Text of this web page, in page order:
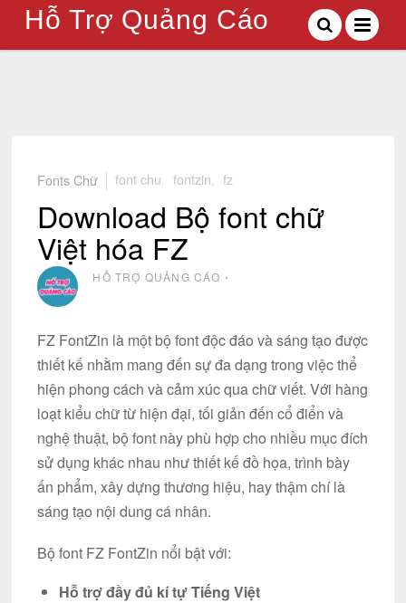
Hỗ Trợ Quảng Cáo
Fonts Chữ font chu fontzin fz
Download Bộ font chữ
Việt hóa FZ
HỖ TRỢ QUẢNG CÁO ⋅
FZ FontZin là một bộ font độc đáo và sáng tạo được
thiết kế nhằm mang đến sự đa dạng trong việc thể
hiện phong cách và cảm xúc qua chữ viết. Với hàng
loạt kiểu chữ từ hiện đại, tối giản đến cổ điển và
nghệ thuật, bộ font này phù hợp cho nhiều mục đích
sử dụng khác nhau như thiết kế đồ họa, trình bày
ấn phẩm, xây dựng thương hiệu, hay thậm chí là
sáng tạo nội dung cá nhân.
Bộ font FZ FontZin nổi bật với:
Hỗ trợ đầy đủ kí tự Tiếng Việt